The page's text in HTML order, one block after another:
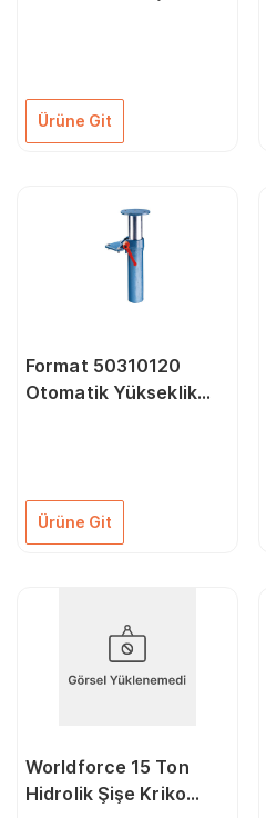
Ürüne Git
Format 50310120
Otomatik Yükseklik
Ürüne Git
Worldforce 15 Ton
Hidrolik Şişe Kriko